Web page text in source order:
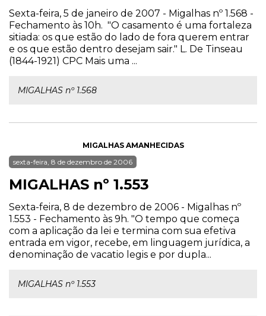
Sexta-feira, 5 de janeiro de 2007 - Migalhas nº 1.568 -
Fechamento às 10h. "O casamento é uma fortaleza
sitiada: os que estão do lado de fora querem entrar
e os que estão dentro desejam sair." L. De Tinseau
(1844-1921) CPC Mais uma ...
MIGALHAS nº 1.568
MIGALHAS AMANHECIDAS
sexta-feira, 8 de dezembro de 2006
MIGALHAS nº 1.553
Sexta-feira, 8 de dezembro de 2006 - Migalhas nº
1.553 - Fechamento às 9h. "O tempo que começa
com a aplicação da lei e termina com sua efetiva
entrada em vigor, recebe, em linguagem jurídica, a
denominação de vacatio legis e por dupla...
MIGALHAS nº 1.553